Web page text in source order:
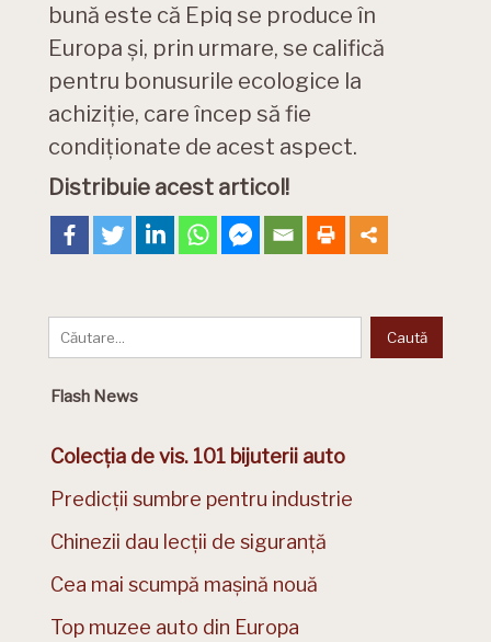
bună este că Epiq se produce în
Europa și, prin urmare, se califică
pentru bonusurile ecologice la
achiziție, care încep să fie
condiționate de acest aspect.
Distribuie acest articol!
Flash News
Colecția de vis. 101 bijuterii auto
Predicții sumbre pentru industrie
Chinezii dau lecții de siguranță
Cea mai scumpă mașină nouă
Top muzee auto din Europa